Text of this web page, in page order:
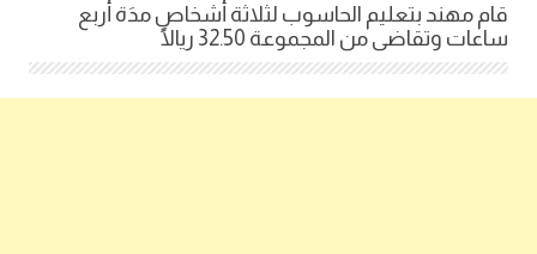
قام مهند بتعليم الحاسوب لثلاثة أشخاصٍ مدَة أربع
ساعات وتقاضى من المجموعة 32.50 ريالًا